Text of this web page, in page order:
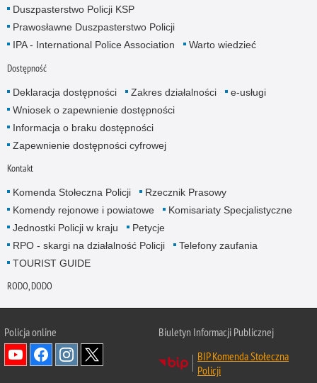
Duszpasterstwo Policji KSP
Prawosławne Duszpasterstwo Policji
IPA - International Police Association
Warto wiedzieć
Dostępność
Deklaracja dostępności Zakres działalności
e-usługi
Wniosek o zapewnienie dostępności
Informacja o braku dostępności
Zapewnienie dostępności cyfrowej
Kontakt
Komenda Stołeczna Policji
Rzecznik Prasowy
Komendy rejonowe i powiatowe
Komisariaty Specjalistyczne
Jednostki Policji w kraju
Petycje
RPO - skargi na działalność Policji
Telefony zaufania
TOURIST GUIDE
RODO, DODO
Policja online
Biuletyn Informacji Publicznej
BIP Komenda Stołeczna
Policji